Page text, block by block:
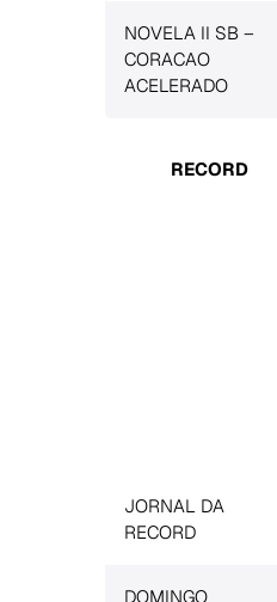
NOVELA II SB –
CORACAO
ACELERADO
RECORD
JORNAL DA
RECORD
DOMINGO